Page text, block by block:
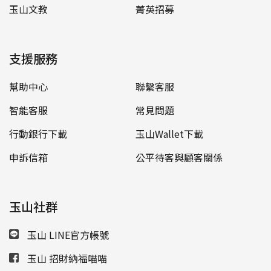
玉山文教 菁英招募
支援服務
幫助中心
聯繫客服
智能客服
常見問題
行動銀行下載
玉山Wallet下載
申訴信箱
公平待客與顧客關係
玉山社群
玉山 LINE官方帳號
玉山 招財納福喵喵